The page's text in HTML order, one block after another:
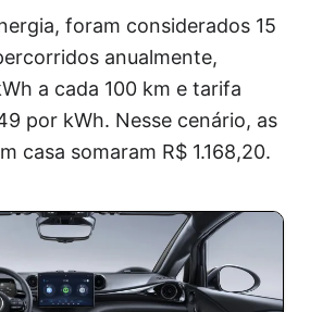
foram considerados 15
anualmente,
a cada 100 km e tarifa
por kWh. Nesse cenário, as
casa somaram R$ 1.168,20.